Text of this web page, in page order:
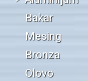
Bakar
Mesing
Bronza
Olovo